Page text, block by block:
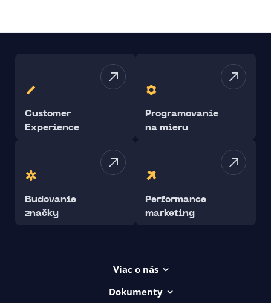
Customer
Experience
Programovanie
na mieru
Budovanie
značky
Performance
marketing
Viac o nás
Dokumenty